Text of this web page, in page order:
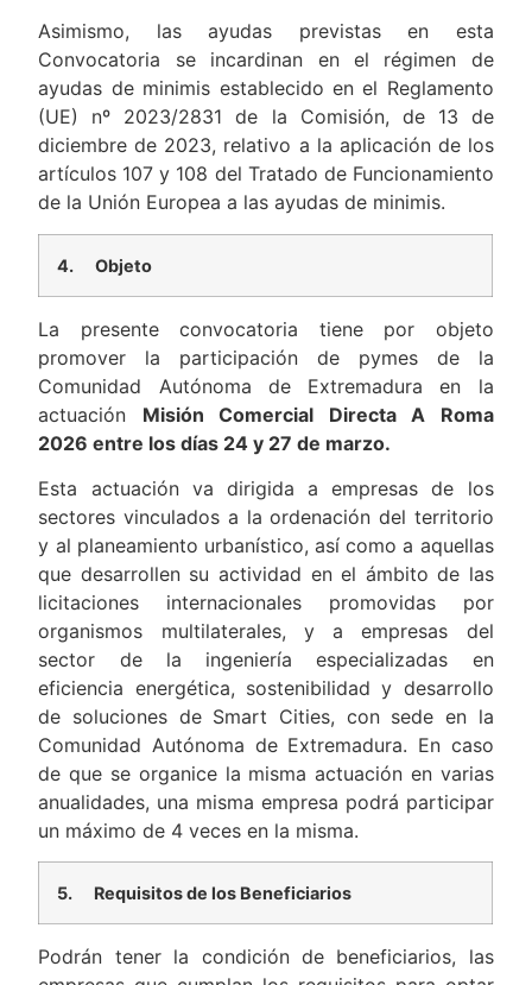
Asimismo, las ayudas previstas en esta
Convocatoria se incardinan en el régimen de
ayudas de minimis establecido en el Reglamento
(UE) nº 2023/2831 de la Comisión, de 13 de
diciembre de 2023, relativo a la aplicación de los
artículos 107 y 108 del Tratado de Funcionamiento
de la Unión Europea a las ayudas de minimis.
4.Objeto
La presente convocatoria tiene por objeto
promover la participación de pymes de la
Comunidad Autónoma de Extremadura en la
actuación Misión Comercial Directa A Roma
2026 entre los días 24 y 27 de marzo.
Esta actuación va dirigida a empresas de los
sectores vinculados a la ordenación del territorio
y al planeamiento urbanístico, así como a aquellas
que desarrollen su actividad en el ámbito de las
licitaciones internacionales promovidas por
organismos multilaterales, y a empresas del
sector de la ingeniería especializadas en
eficiencia energética, sostenibilidad y desarrollo
de soluciones de Smart Cities, con sede en la
Comunidad Autónoma de Extremadura. En caso
de que se organice la misma actuación en varias
anualidades, una misma empresa podrá participar
un máximo de 4 veces en la misma.
5. Requisitos de los Beneficiarios
Podrán tener la condición de beneficiarios, las